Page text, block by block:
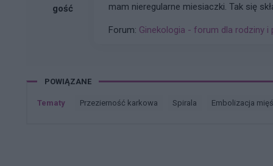
gość
mam nieregularne miesiaczki. Tak się
Forum: Ginekologia - forum dla rodziny i
POWIĄZANE
Tematy przezierność karkowa spirala embolizacja